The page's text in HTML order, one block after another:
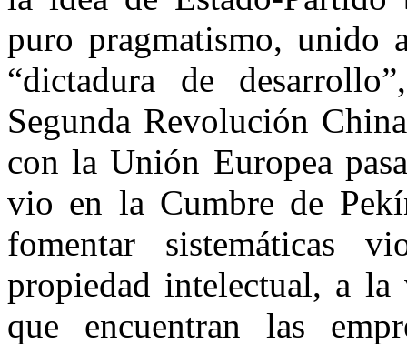
puro pragmatismo, unido
“dictadura de
Segunda Revolución
con la Unión Europea
vio en la Cumbre de
fomentar sistemáticas
propiedad intelectual, a la
que encuentran las